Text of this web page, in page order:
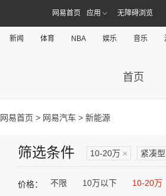
网易首页 应用 无障碍浏览
新闻 体育 NBA 娱乐 音乐
首页
网易首页 > 网易汽车 > 新能源
筛选条件 10-20万 × 紧凑
价格： 不限 10万以下 10-20万